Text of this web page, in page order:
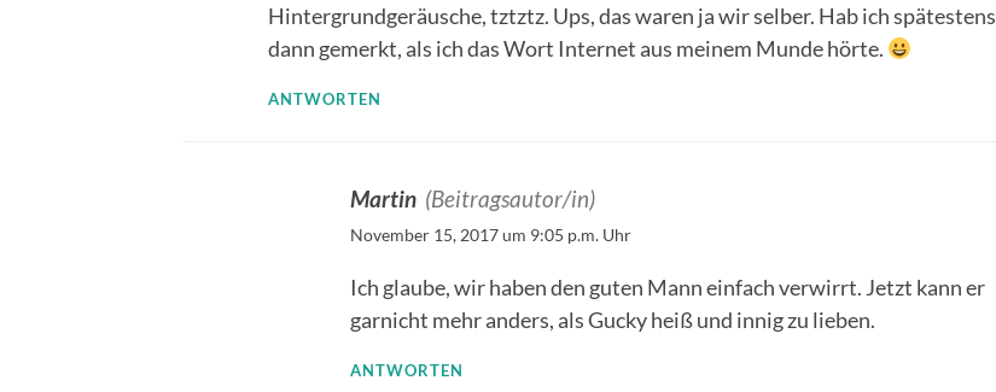
Hintergrundgeräusche, tztztz. Ups, das waren ja wir selber. Hab ich spätestens
dann gemerkt, als ich das Wort Internet aus meinem Munde hörte.
ANTWORTEN
Martin (Beitragsautor/in)
November 15, 2017 um 9:05 p.m. Uhr
Ich glaube, wir haben den guten Mann einfach verwirrt. Jetzt kann er
garnicht mehr anders, als Gucky heiß und innig zu lieben.
ANTWORTEN